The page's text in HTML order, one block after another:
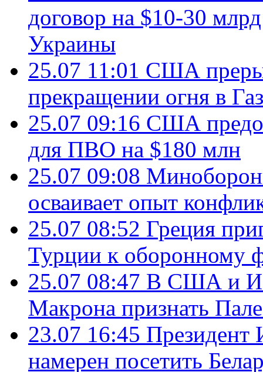
договор на $10-30
Украины
25.07 11:01 США
прекращении огня в
25.07 09:16 США
для ПВО на $180 млн
25.07 09:08
осваивает опыт
25.07 08:52 Греция
Турции к оборонному
25.07 08:47 В США и
Макрона признать
23.07 16:45 Президент
намерен посетить